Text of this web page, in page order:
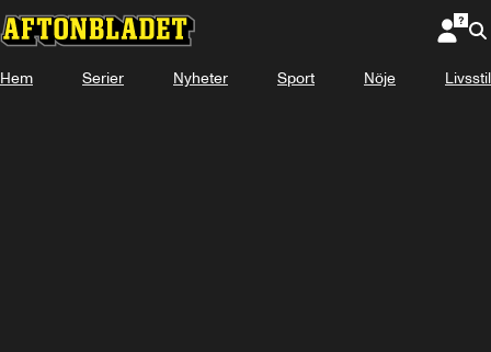
Hem Serier Nyheter Sport Nöje Livsstil